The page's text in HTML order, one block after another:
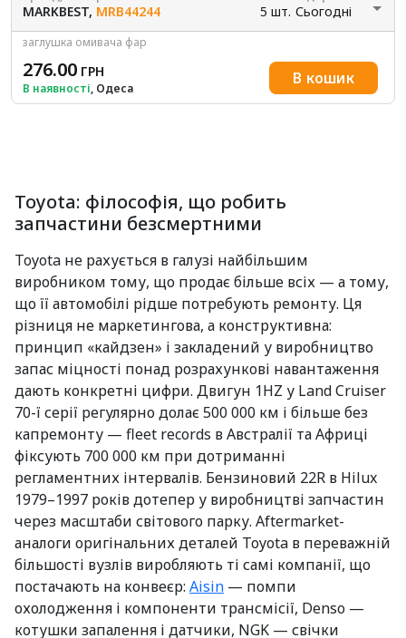
MARKBEST, MRB44244 5 шт. Сьогодні
заглушка омивача фар
276.00 ГРН
В наявності, Одеса
В кошик
Toyota: філософія, що робить
запчастини безсмертними
Toyota не рахується в галузі найбільшим
виробником тому, що продає більше всіх — а тому,
що її автомобілі рідше потребують ремонту. Ця
різниця не маркетингова, а конструктивна:
принцип «кайдзен» і закладений у виробництво
запас міцності понад розрахункові навантаження
дають конкретні цифри. Двигун 1HZ у Land Cruiser
70-ї серії регулярно долає 500 000 км і більше без
капремонту — fleet records в Австралії та Африці
фіксують 700 000 км при дотриманні
регламентних інтервалів. Бензиновий 22R в Hilux
1979–1997 років дотепер у виробництві запчастин
через масштаби світового парку. Aftermarket-
аналоги оригінальних деталей Toyota в переважній
більшості вузлів виробляють ті самі компанії, що
постачають на конвеєр: Aisin — помпи
охолодження і компоненти трансмісії, Denso —
котушки запалення і датчики, NGK — свічки